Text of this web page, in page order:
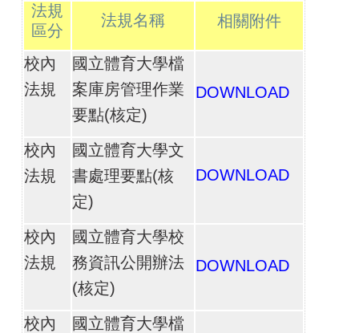
法規
區分
法規名稱 相關附件
校內
法規
國立體育大學檔
案庫房管理作業
要點(核定)
DOWNLOAD
校內
法規
國立體育大學文
書處理要點(核
定)
DOWNLOAD
校內
法規
國立體育大學校
務資訊公開辦法
(核定)
DOWNLOAD
校內
國立體育大學檔